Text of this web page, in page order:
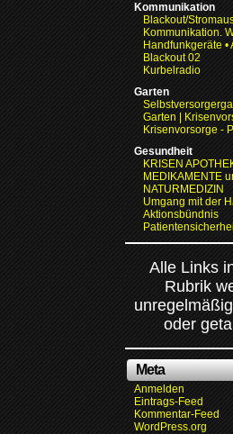
Kommunikation
Blackout/
Kommunikation.
Handfunkgeräte •
Blackout 02
Kurbelradio
Garten
Garten |
Krisenvorsorge -
Gesundheit
KRISEN
MEDIKAMENTE
NATURMEDIZIN
Umgang mit der
Aktionsbündnis
Alle Links
Rubrik
oder
Meta
Anmelden
Eintrags-Feed
Kommentar-Feed
WordPress.org